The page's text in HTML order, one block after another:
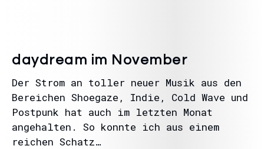
daydream im November
Der Strom an toller neuer Musik aus den
Bereichen Shoegaze, Indie, Cold Wave und
Postpunk hat auch im letzten Monat
angehalten. So konnte ich aus einem
reichen Schatz…